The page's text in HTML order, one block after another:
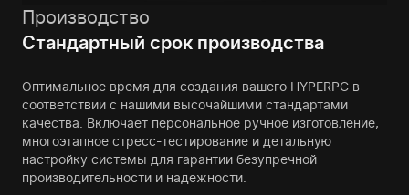
Производство
Стандартный срок производства
Оптимальное время для создания вашего HYPERPC в
соответствии с нашими высочайшими стандартами
качества. Включает персональное ручное изготовление,
многоэтапное стресс-тестирование и детальную
настройку системы для гарантии безупречной
производительности и надежности.